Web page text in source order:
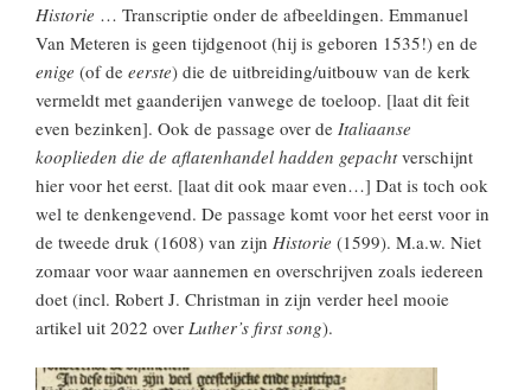
Historie … Transcriptie onder de afbeeldingen. Emmanuel
Van Meteren is geen tijdgenoot (hij is geboren 1535!) en de
enige (of de eerste) die de uitbreiding/uitbouw van de kerk
vermeldt met gaanderijen vanwege de toeloop. [laat dit feit
even bezinken]. Ook de passage over de Italiaanse
kooplieden die de aflatenhandel hadden gepachtverschijnt
hier voor het eerst. [laat dit ook maar even…] Dat is toch ook
wel te denkengevend. De passage komt voor het eerst voor in
de tweede druk (1608) van zijn Historie (1599). M.a.w. Niet
zomaar voor waar aannemen en overschrijven zoals iedereen
doet (incl. Robert J. Christman in zijn verder heel mooie
artikel uit 2022 over Luther’s first song).